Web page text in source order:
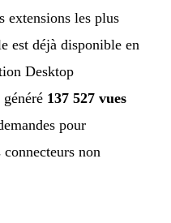
les plus
est déjà disponible en
Desktop
137 527 vues
pour
non